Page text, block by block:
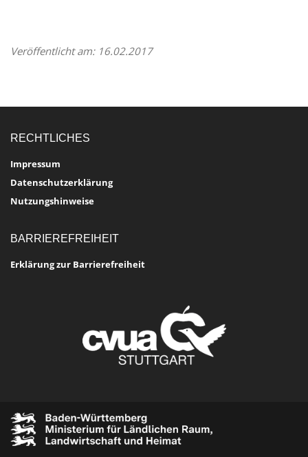
Veröffentlicht am: 16.02.2017
RECHTLICHES
Impressum
Datenschutzerklärung
Nutzungshinweise
BARRIEREFREIHEIT
Erklärung zur Barrierefreiheit